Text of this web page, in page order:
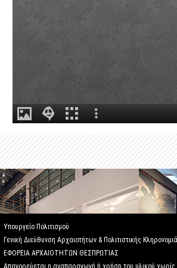
Υπουργείο Πολιτισμού
Γενική Διεύθυνση Αρχαιοτήτων & Πολιτιστικής
ΕΦΟΡΕΙΑ ΑΡΧΑΙΟΤΗΤΩΝ ΘΕΣΠΡΩΤΙΑΣ